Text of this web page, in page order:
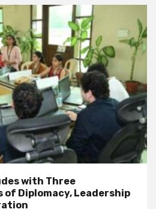
with Three
Diplomacy, Leadership